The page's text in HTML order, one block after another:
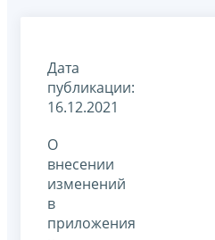
Дата
публикации:
16.12.2021
О
внесении
изменений
в
приложения